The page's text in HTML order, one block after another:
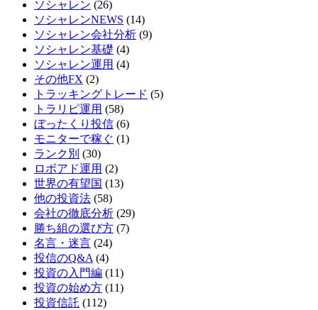
ソシャレン (26)
ソシャレンNEWS (14)
ソシャレン会社分析 (9)
ソシャレン基礎 (4)
ソシャレン運用 (4)
その他FX (2)
トラッキングトレード (5)
トラリピ運用 (58)
ぼったくり投信 (6)
モニターで稼ぐ (1)
ランク別 (30)
ロボアド運用 (2)
世界の有望国 (13)
他の投資法 (58)
会社の徹底分析 (29)
勝ち組の選び方 (7)
名言・迷言 (24)
投信のQ&A (4)
投資の入門編 (11)
投資の始め方 (11)
投資信託 (112)